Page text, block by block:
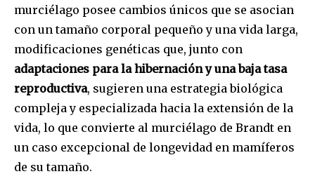
murciélago posee cambios únicos que se asocian
con un tamaño corporal pequeño y una vida larga,
modificaciones genéticas que, junto con
adaptaciones para la hibernación y una baja tasa
reproductiva, sugieren una estrategia biológica
compleja y especializada hacia la extensión de la
vida, lo que convierte al murciélago de Brandt en
un caso excepcional de longevidad en mamíferos
de su tamaño.